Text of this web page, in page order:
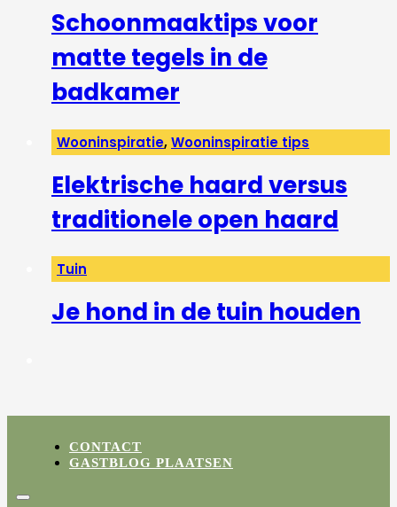
Schoonmaaktips voor
matte tegels in de
badkamer
Wooninspiratie,Wooninspiratie tips
Elektrische haard versus
traditionele open haard
Tuin
Je hond in de tuin houden
CONTACT
GASTBLOG PLAATSEN